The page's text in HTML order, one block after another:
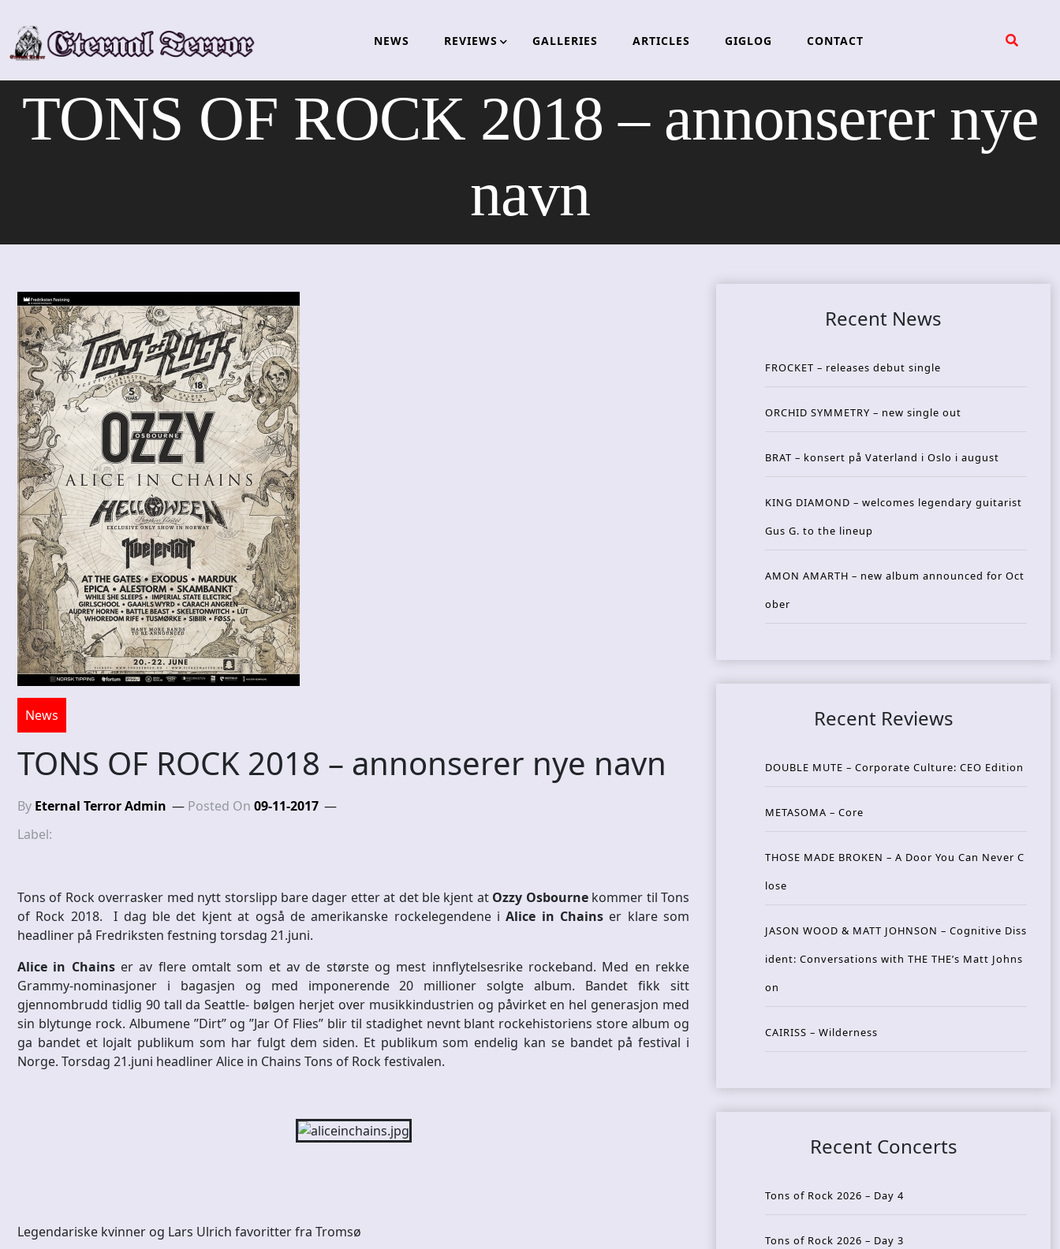
content
NEWS REVIEWS GALLERIES ARTICLES GIGLOG CONTACT
TONS OF ROCK 2018 – annonserer nye
navn
News
TONS OF ROCK 2018 – annonserer nye navn
By Eternal Terror Admin Posted On 09-11-2017
Label:
Tons of Rock overrasker med nytt storslipp bare dager etter at det ble kjent at Ozzy Osbourne kommer til Tons
of Rock 2018. I dag ble det kjent at også de amerikanske rockelegendene iAlice in Chainser klare som
headliner på Fredriksten festning torsdag 21.juni.
Alice in Chainser av flere omtalt som et av de største og mest innflytelsesrike rockeband. Med en rekke
Grammy-nominasjoner i bagasjen og med imponerende 20 millioner solgte album. Bandet fikk sitt
gjennombrudd tidlig 90 tall da Seattle- bølgen herjet over musikkindustrien og påvirket en hel generasjon med
sin blytunge rock. Albumene ”Dirt” og ”Jar Of Flies” blir til stadighet nevnt blant rockehistoriens store album og
ga bandet et lojalt publikum som har fulgt dem siden. Et publikum som endelig kan se bandet på festival i
Norge. Torsdag 21.juni headliner Alice in Chains Tons of Rock festivalen.
Legendariske kvinner og Lars Ulrich favoritter fra Tromsø
Recent News
FROCKET – releases debut single
ORCHID SYMMETRY – new single out
BRAT – konsert på Vaterland i Oslo i august
KING DIAMOND – welcomes legendary guitarist
Gus G. to the lineup
AMON AMARTH – new album announced for Oct
ober
Recent Reviews
DOUBLE MUTE – Corporate Culture: CEO Edition
METASOMA – Core
THOSE MADE BROKEN – A Door You Can Never C
lose
JASON WOOD & MATT JOHNSON – Cognitive Diss
ident: Conversations with THE THE’s Matt Johns
on
CAIRISS – Wilderness
Recent Concerts
Tons of Rock 2026 – Day 4
Tons of Rock 2026 – Day 3